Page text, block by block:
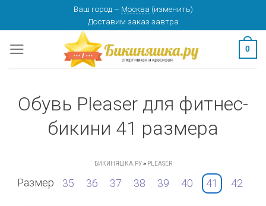
content
Ваш город – Москва (изменить)
Доставим заказ завтра
0
Обувь Pleaser для фитнес-
бикини 41 размера
БИКИНЯШКА.РУ» PLEASER
Размер 35 36 37 38 39 40 41 42